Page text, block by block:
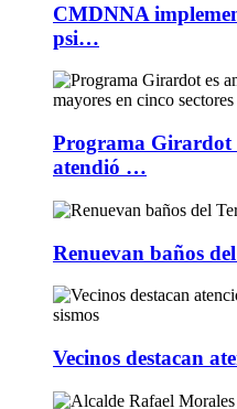
CMDNNA
psi…
Programa Girardot
atendió …
Renuevan baños
Vecinos destacan